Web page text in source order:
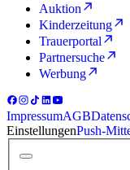
Auktion
Kinderzeitung
Trauerportal
Partnersuche
Werbung
ImpressumAGB
EinstellungenPush-